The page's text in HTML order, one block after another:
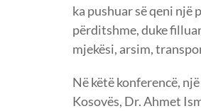
ka pushuar së qeni një
përditshme, duke
mjekësi, arsim,
Në këtë konferencë,
Kosovës, Dr. Ahmet